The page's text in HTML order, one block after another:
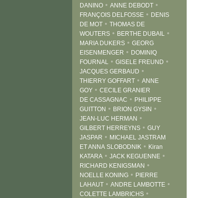
DANINO • ANNE DEBODT •
FRANÇOIS DELFOSSE • DENIS
DE MOT • THOMAS DE
WOUTERS • BERTHE DUBAIL •
MARIA DUKERS • GEORG
EISENMENGER • DOMINIQ
FOURNAL • GISELE FREUND •
JACQUES GERBAUD •
THIERRY GOFFART • ANNE
GOY • CECILE GRANIER
DE CASSAGNAC • PHILIPPE
GUITTON • BRION GYSIN •
JEAN-LUC HERMAN •
GILBERT HERREYNS • GUY
JASPAR • MICHAEL JASTRAM
ET ANNA SLOBODNIK • Kiran
KATARA • JACK KEGUENNE •
RICHARD KENIGSMAN •
NOELLE KONING • PIERRE
LAHAUT • ANDRE LAMBOTTE •
COLETTE LAMBRICHS •